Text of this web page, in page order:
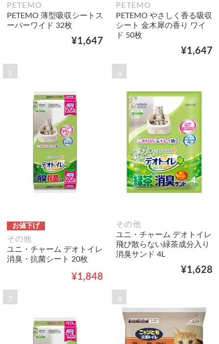
PETEMO
PETEMO 薄型吸収シートス
ーパーワイド 32枚
¥1,647
PETEMO
PETEMO やさしく香る吸収
シート 金木犀の香り ワイ
ド 50枚
¥1,647
5
お値下げ
その他
ユニ・チャーム デオトイレ
消臭・抗菌シート 20枚
¥1,848
6
その他
ユニ・チャーム デオトイレ
飛び散らない緑茶成分入り
消臭サンド 4L
¥1,628
7 8